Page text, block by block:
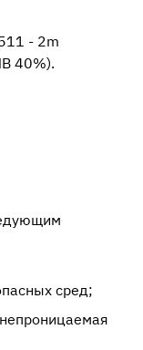
- 2m
40%).
сред;